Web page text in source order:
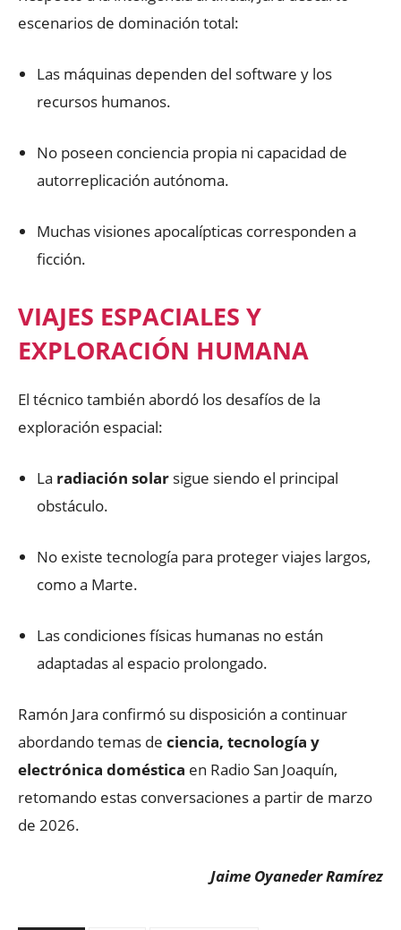
escenarios de dominación total:
Las máquinas dependen del software y los
recursos humanos.
No poseen conciencia propia ni capacidad de
autorreplicación autónoma.
Muchas visiones apocalípticas corresponden a
ficción.
VIAJES ESPACIALES Y
EXPLORACIÓN HUMANA
El técnico también abordó los desafíos de la
exploración espacial:
La radiación solar sigue siendo el principal
obstáculo.
No existe tecnología para proteger viajes largos,
como a Marte.
Las condiciones físicas humanas no están
adaptadas al espacio prolongado.
Ramón Jara confirmó su disposición a continuar
abordando temas de ciencia, tecnología y
electrónica doméstica en Radio San Joaquín,
retomando estas conversaciones a partir de marzo
de 2026.
Jaime Oyaneder Ramírez